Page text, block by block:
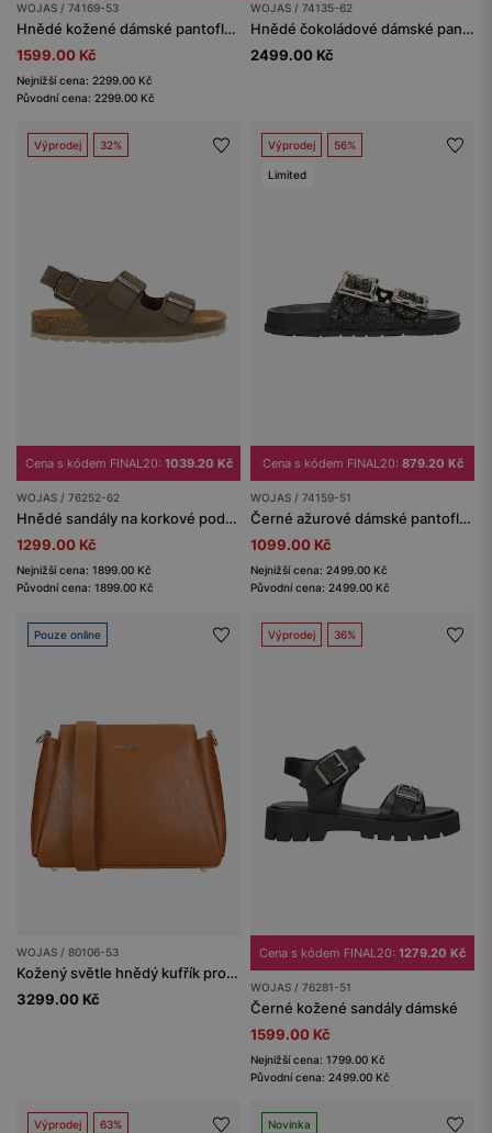
WOJAS / 74169-53
Hnědé kožené dámské pantofle na nízkém klínovém podpatku
1599.00 Kč
Nejnižší cena: 2299.00 Kč
Původní cena: 2299.00 Kč
WOJAS / 74135-62
Hnědé čokoládové dámské pantofle ze štípenky
2499.00 Kč
Výprodej 32%
Cena s kódem FINAL20: 1039.20 Kč
WOJAS / 76252-62
Hnědé sandály na korkové podrážce
1299.00 Kč
Nejnižší cena: 1899.00 Kč
Původní cena: 1899.00 Kč
Výprodej 56%
Limited
Cena s kódem FINAL20: 879.20 Kč
WOJAS / 74159-51
Černé ažurové dámské pantofle z lícové kůže se zlatými přezkami
1099.00 Kč
Nejnižší cena: 2499.00 Kč
Původní cena: 2499.00 Kč
Pouze online
WOJAS / 80106-53
Kožený světle hnědý kufřík pro dámy
3299.00 Kč
Výprodej 36%
Cena s kódem FINAL20: 1279.20 Kč
WOJAS / 76281-51
Černé kožené sandály dámské
1599.00 Kč
Nejnižší cena: 1799.00 Kč
Původní cena: 2499.00 Kč
Výprodej 63% Novinka